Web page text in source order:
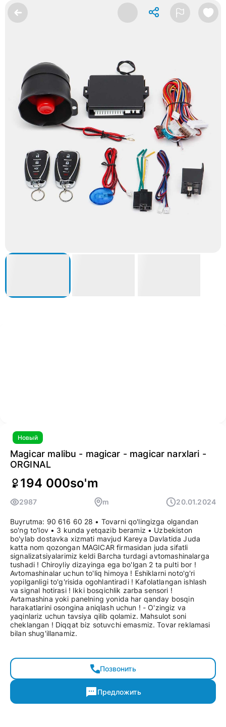
Новый
Magicar malibu - magicar - magicar narxlari -
ORGINAL
194 000so'm
2987 m 20.01.2024
Buyrutma: 90 616 60 28 • Tovarni qo'lingizga olgandan
so'ng to'lov • 3 kunda yetqazib beramiz • Uzbekiston
bo'ylab dostavka xizmati mavjud Kareya Davlatida Juda
katta nom qozongan MAGICAR firmasidan juda sifatli
signalizatsiyalarimiz keldi Barcha turdagi avtomashinalarga
tushadi ! Chiroyliy dizayinga ega bo'lgan 2 ta pulti bor !
Avtomashinalar uchun to'liq himoya ! Eshiklarni noto'g'ri
yopilganligi to'g'risida ogohlantiradi ! Kafolatlangan ishlash
va signal hotirasi ! Ikki bosqichlik zarba sensori !
Avtamashina yoki panelning yonida har qanday bosqin
harakatlarini osongina aniqlash uchun ! - O'zingiz va
yaqinlariz uchun tavsiya qilib qolamiz. Mahsulot soni
cheklangan ! Diqqat biz sotuvchi emasmiz. Tovar reklamasi
bilan shug'illanamiz.
Позвонить
Предложить